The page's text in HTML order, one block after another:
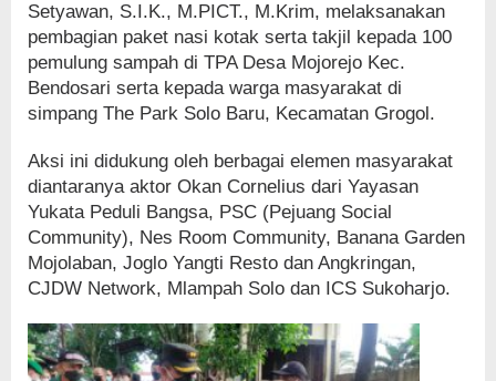
Setyawan, S.I.K., M.PICT., M.Krim, melaksanakan
pembagian paket nasi kotak serta takjil kepada 100
pemulung sampah di TPA Desa Mojorejo Kec.
Bendosari serta kepada warga masyarakat di
simpang The Park Solo Baru, Kecamatan Grogol.
Aksi ini didukung oleh berbagai elemen masyarakat
diantaranya aktor Okan Cornelius dari Yayasan
Yukata Peduli Bangsa, PSC (Pejuang Social
Community), Nes Room Community, Banana Garden
Mojolaban, Joglo Yangti Resto dan Angkringan,
CJDW Network, Mlampah Solo dan ICS Sukoharjo.